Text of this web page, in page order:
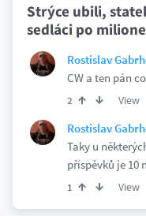
Strýce ubili,
sedláci po
Rostislav
CW a ten pán
2 View
Rostislav
Taky u
příspěvků je 10
1 View